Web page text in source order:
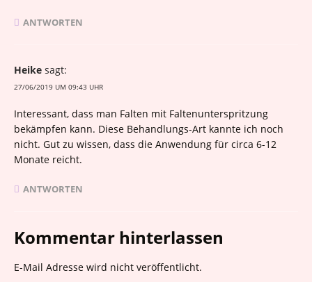
ANTWORTEN
Heike sagt:
27/06/2019 UM 09:43 UHR
Interessant, dass man Falten mit Faltenunterspritzung
bekämpfen kann. Diese Behandlungs-Art kannte ich noch
nicht. Gut zu wissen, dass die Anwendung für circa 6-12
Monate reicht.
ANTWORTEN
Kommentar hinterlassen
E-Mail Adresse wird nicht veröffentlicht.